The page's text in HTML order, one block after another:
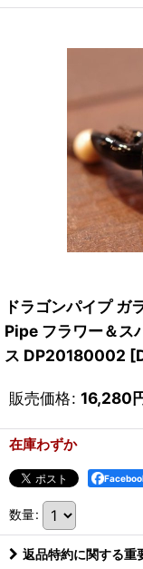
ドラゴンパイプ ガ
Pipe フラワー＆ス
ス DP20180002 [
販売価格: 16,280
在庫わずか
数量:
返品特約に関する重